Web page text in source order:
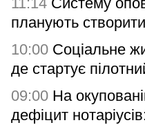
планують
10:00 Соціальне
де стартує
09:00 На
дефіцит